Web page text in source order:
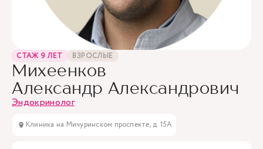
СТАЖ 9 ЛЕТ ВЗРОСЛЫЕ
Михеенков
Александр Александрович
Эндокринолог
Клиника на Мичуринском проспекте, д. 15А